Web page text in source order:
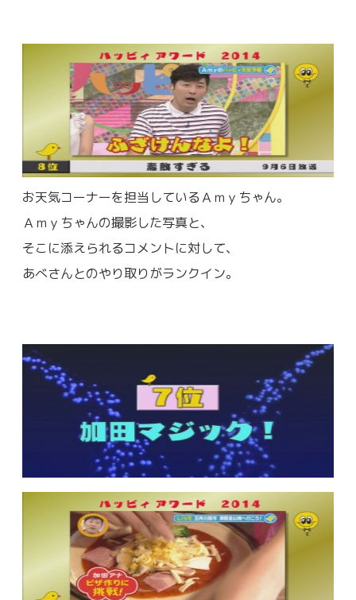
お天気コーナーを担当しているＡｍｙちゃん。
Ａｍｙちゃんの撮影した写真と、
そこに添えられるコメントに対して、
あべさんとのやり取りがランクイン。